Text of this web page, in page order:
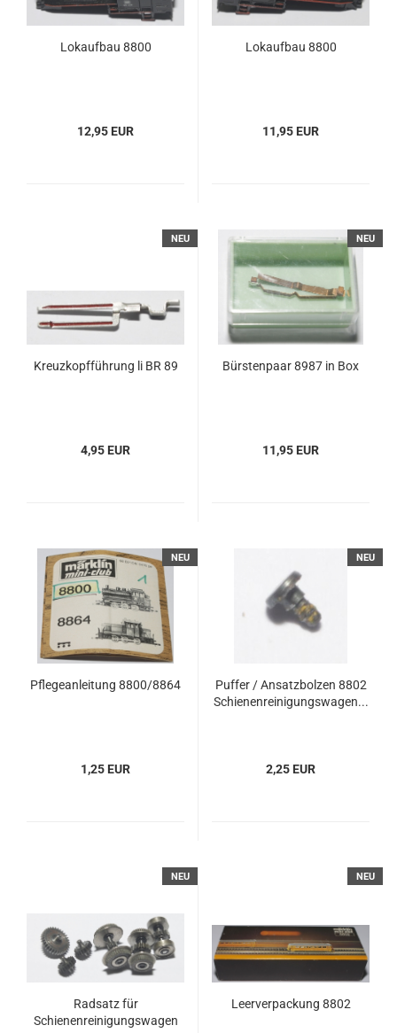
Lokaufbau 8800
12,95 EUR
Lokaufbau 8800
11,95 EUR
NEU
Kreuzkopfführung li BR 89
4,95 EUR
NEU
Bürstenpaar 8987 in Box
11,95 EUR
NEU
Pflegeanleitung 8800/8864
1,25 EUR
NEU
Puffer / Ansatzbolzen 8802
Schienenreinigungswagen...
2,25 EUR
NEU
Radsatz für
Schienenreinigungswagen
NEU
Leerverpackung 8802